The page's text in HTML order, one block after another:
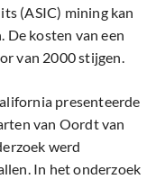
(ASIC) mining kan
De kosten van een
van 2000 stijgen.
presenteerde
van Oordt van
werd
In het onderzoek